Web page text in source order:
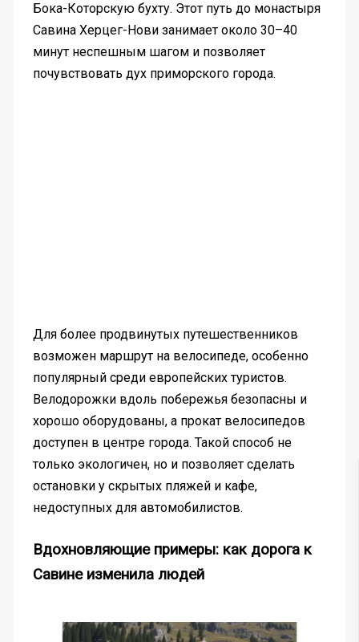
Бока-Которскую бухту. Этот путь до монастыря
Савина Херцег-Нови занимает около 30–40
минут неспешным шагом и позволяет
почувствовать дух приморского города.
Для более продвинутых путешественников
возможен маршрут на велосипеде, особенно
популярный среди европейских туристов.
Велодорожки вдоль побережья безопасны и
хорошо оборудованы, а прокат велосипедов
доступен в центре города. Такой способ не
только экологичен, но и позволяет сделать
остановки у скрытых пляжей и кафе,
недоступных для автомобилистов.
Вдохновляющие примеры: как дорога к
Савине изменила людей